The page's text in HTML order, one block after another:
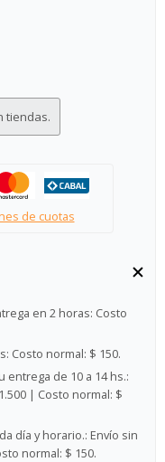
tiendas.
de cuotas
en 2 horas: Costo
Costo normal: $ 150.
entrega de 10 a 14 hs.:
| Costo normal: $
día y horario.: Envío sin
normal: $ 150.